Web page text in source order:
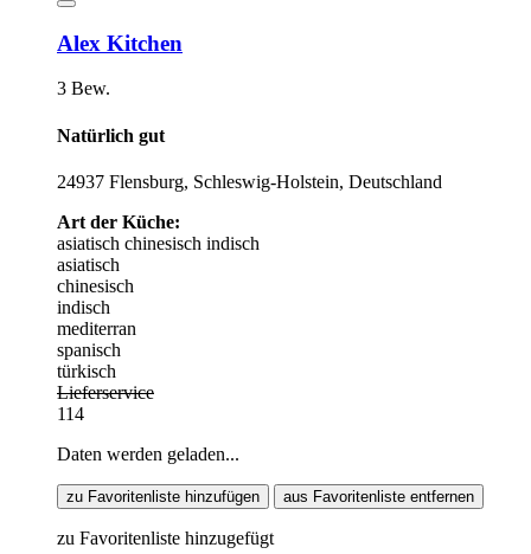
Alex Kitchen
3 Bew.
Natürlich gut
24937 Flensburg, Schleswig-Holstein, Deutschland
Art der Küche:
asiatisch chinesisch indisch
asiatisch
chinesisch
indisch
mediterran
spanisch
türkisch
Lieferservice
114
Daten werden geladen...
zu Favoritenliste hinzufügen aus Favoritenliste entfernen
zu Favoritenliste hinzugefügt